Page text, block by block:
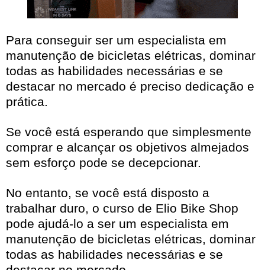
Para conseguir ser um especialista em
manutenção de bicicletas elétricas, dominar
todas as habilidades necessárias e se
destacar no mercado é preciso dedicação e
prática.
Se você está esperando que simplesmente
comprar e alcançar os objetivos almejados
sem esforço pode se decepcionar.
No entanto, se você está disposto a
trabalhar duro, o curso de Elio Bike Shop
pode ajudá-lo a ser um especialista em
manutenção de bicicletas elétricas, dominar
todas as habilidades necessárias e se